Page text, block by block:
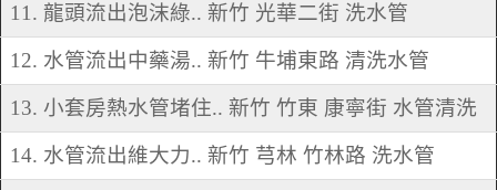
11. 龍頭流出泡沫綠.. 新竹 光華二街 洗水管
12. 水管流出中藥湯.. 新竹 牛埔東路 清洗水管
13. 小套房熱水管堵住.. 新竹 竹東 康寧街 水管清洗
14. 水管流出維大力.. 新竹 芎林 竹林路 洗水管